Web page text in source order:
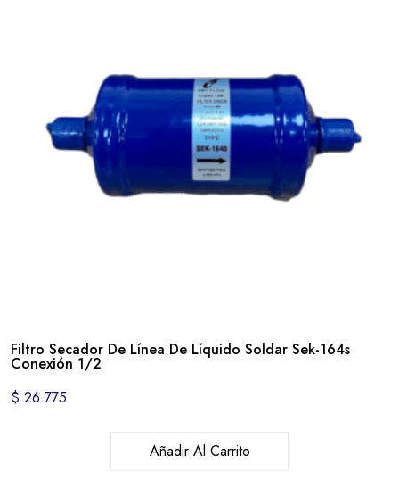
Filtro Secador De Línea De Líquido Soldar Sek-164s
Conexión 1/2
$ 26.775
Añadir Al Carrito